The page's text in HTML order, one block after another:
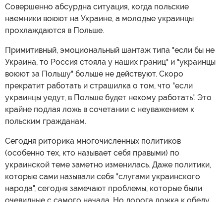
Совершенно абсурдна ситуация, когда польские
наемники воюют на Украине, а молодые украинцы
прохлаждаются в Польше.
Примитивный, эмоциональный шантаж типа "если бы не
Украина, то Россия стояла у наших границ" и "украинцы
воюют за Польшу" больше не действуют. Скоро
прекратит работать и страшилка о том, что "если
украинцы уедут, в Польше будет некому работать". Это
крайне подлая ложь в сочетании с неуважением к
польским гражданам.
Сегодня риторика многочисленных политиков
(особенно тех, кто называет себя правыми) по
украинской теме заметно изменилась. Даже политики,
которые сами называли себя "слугами украинского
народа", сегодня замечают проблемы, которые были